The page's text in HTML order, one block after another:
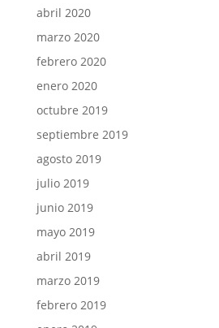
abril 2020
marzo 2020
febrero 2020
enero 2020
octubre 2019
septiembre 2019
agosto 2019
julio 2019
junio 2019
mayo 2019
abril 2019
marzo 2019
febrero 2019